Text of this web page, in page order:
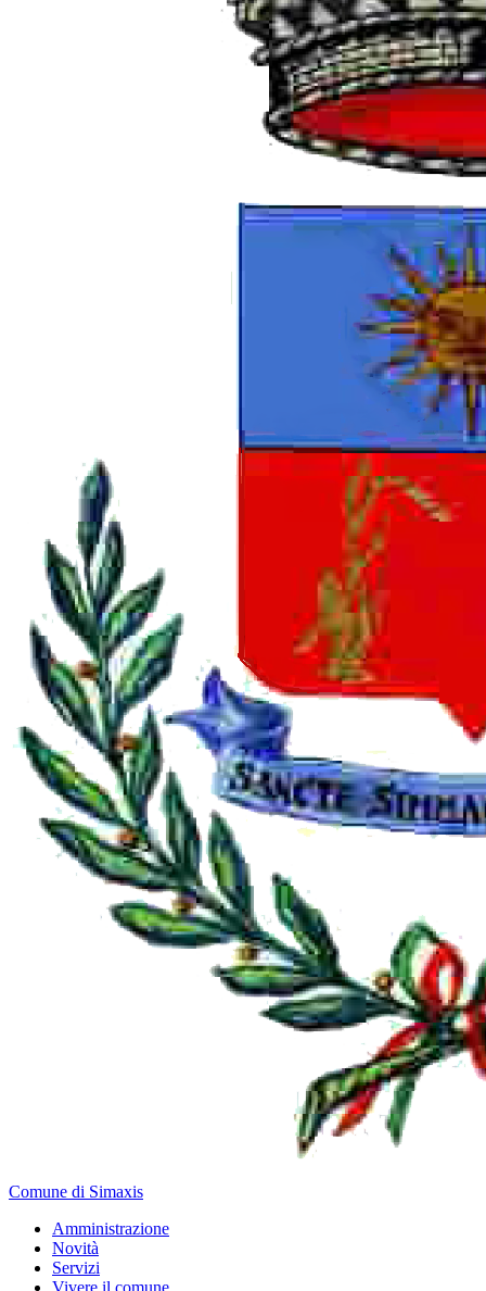
Comune di Simaxis
Amministrazione
Novità
Servizi
Vivere il comune